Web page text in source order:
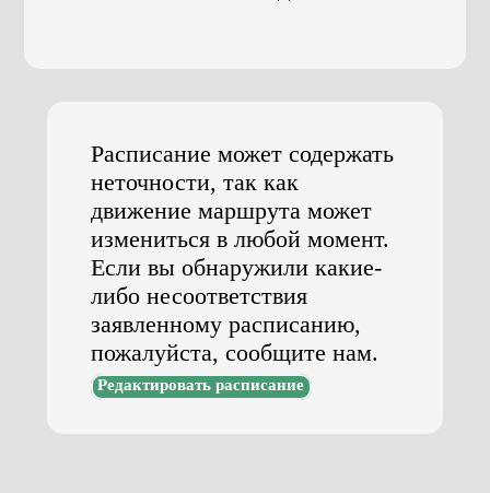
Расписание может содержать
неточности, так как
движение маршрута может
измениться в любой момент.
Если вы обнаружили какие-
либо несоответствия
заявленному расписанию,
пожалуйста, сообщите нам.
Редактировать расписание